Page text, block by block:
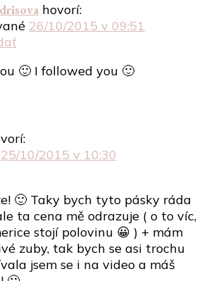
hovorí:
26/10/2015 v 09:51
🙂 I followed you 🙂
25/10/2015 v 10:30
🙂 Taky bych tyto pásky ráda
ta cena mě odrazuje ( o to víc,
stojí polovinu 😀 ) + mám
zuby, tak bych se asi trochu
jsem se i na video a máš